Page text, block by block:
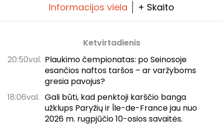
Informacijos viela + Skaito
Ketvirtadienis
20:50val. Plaukimo čempionatas: po Seinosoje
esančios naftos taršos – ar varžyboms
gresia pavojus?
18:06val. Gali būti, kad penktoji karščio banga
užklups Paryžių ir Île-de-France jau nuo
2026 m. rugpjūčio 10-osios savaitės.